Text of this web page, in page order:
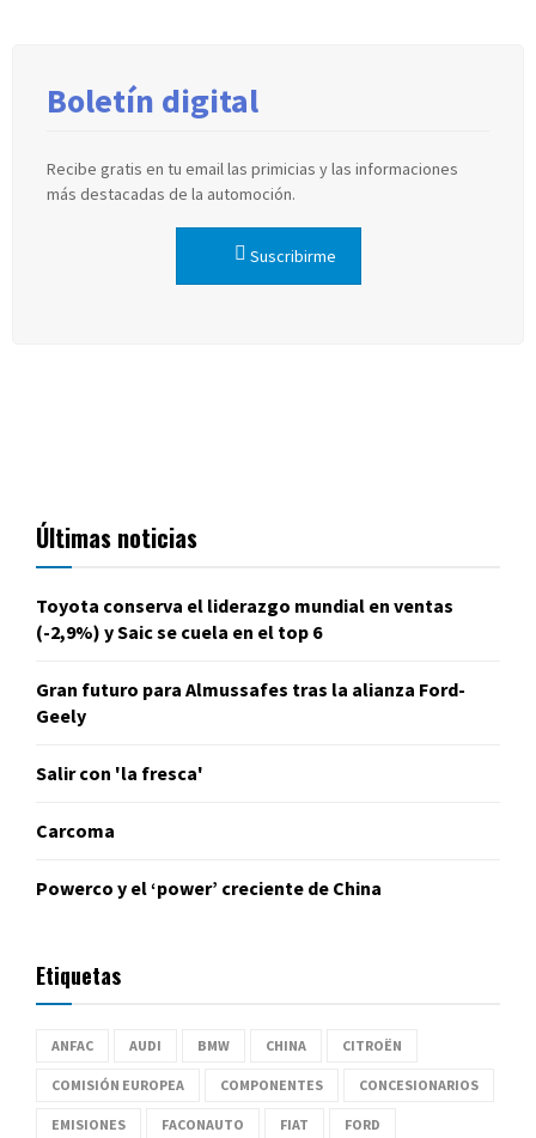
Boletín digital
Recibe gratis en tu email las primicias y las informaciones
más destacadas de la automoción.
Suscribirme
Últimas noticias
Toyota conserva el liderazgo mundial en ventas
(-2,9%) y Saic se cuela en el top 6
Gran futuro para Almussafes tras la alianza Ford-
Geely
Salir con 'la fresca'
Carcoma
Powerco y el ‘power’ creciente de China
Etiquetas
ANFAC AUDI BMW CHINA CITROËN
COMISIÓN EUROPEA COMPONENTES CONCESIONARIOS
EMISIONES FACONAUTO FIAT FORD